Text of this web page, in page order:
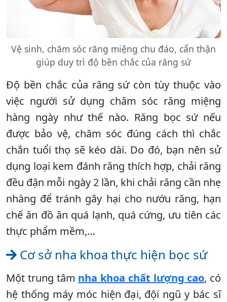
Vệ sinh, chăm sóc răng miệng chu đáo, cẩn thận
giúp duy trì độ bền chắc của răng sứ
Độ bền chắc của răng sứ còn tùy thuộc vào
việc người sử dụng chăm sóc răng miệng
hàng ngày như thế nào. Răng bọc sứ nếu
được bảo vệ, chăm sóc đúng cách thì chắc
chắn tuổi thọ sẽ kéo dài. Do đó, bạn nên sử
dụng loại kem đánh răng thích hợp, chải răng
đều đặn mỗi ngày 2 lần, khi chải răng cần nhẹ
nhàng để tránh gây hại cho nướu răng, hạn
chế ăn đồ ăn quá lạnh, quá cứng, ưu tiên các
thực phẩm mềm,…
Cơ sở nha khoa thực hiện bọc sứ
Một trung tâm nha khoa chất lượng cao, có
hệ thống máy móc hiện đại, đội ngũ y bác sĩ